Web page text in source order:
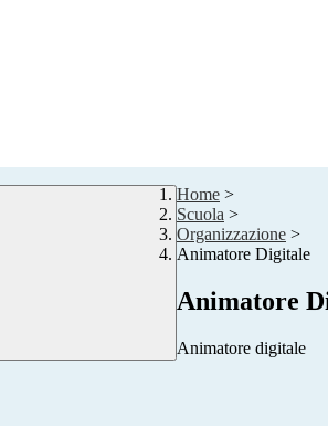
Home >
Scuola >
Organizzazione >
Animatore Digitale
Animatore
Animatore digitale